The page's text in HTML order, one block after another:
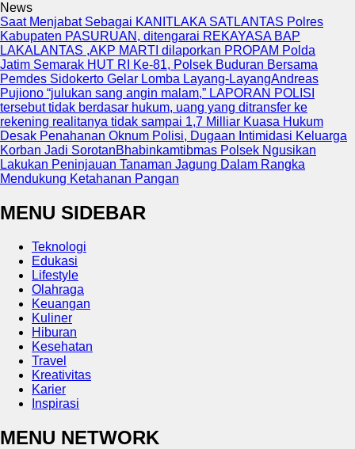
News
Saat Menjabat Sebagai KANITLAKA SATLANTAS Polres
Kabupaten PASURUAN, ditengarai REKAYASA BAP
LAKALANTAS ,AKP MARTI dilaporkan PROPAM Polda
Jatim Semarak HUT RI Ke-81, Polsek Buduran Bersama
Pemdes Sidokerto Gelar Lomba Layang-LayangAndreas
Pujiono “julukan sang angin malam,” LAPORAN POLISI
tersebut tidak berdasar hukum, uang yang ditransfer ke
rekening realitanya tidak sampai 1,7 Milliar Kuasa Hukum
Desak Penahanan Oknum Polisi, Dugaan Intimidasi Keluarga
Korban Jadi SorotanBhabinkamtibmas Polsek Ngusikan
Lakukan Peninjauan Tanaman Jagung Dalam Rangka
Mendukung Ketahanan Pangan
MENU SIDEBAR
Teknologi
Edukasi
Lifestyle
Olahraga
Keuangan
Kuliner
Hiburan
Kesehatan
Travel
Kreativitas
Karier
Inspirasi
MENU NETWORK